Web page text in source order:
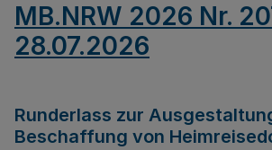
MB.NRW 2026 Nr.
28.07.2026
Runderlass zur
Beschaffung von